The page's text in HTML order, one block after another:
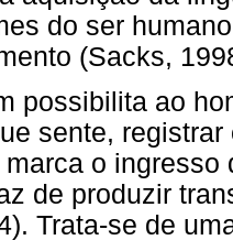
do ser
(Sacks,
possibilita ao
sente,
o
de produzir
Trata-se de